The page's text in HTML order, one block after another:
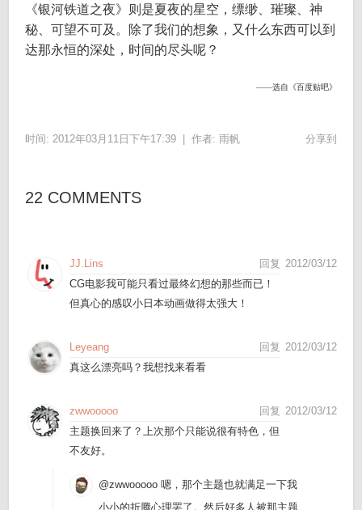
《银河铁道之夜》则是夏夜的星空，缥缈、璀璨、神
秘、可望不可及。除了我们的想象，又什么东西可以到
达那永恒的深处，时间的尽头呢？
——选自《百度贴吧》
时间: 2012年03月11日下午17:39 |作者:雨帆 分享到
22 COMMENTS
2012/03/12
JJ.Lins
回复
CG电影我可能只看过最终幻想的那些而已！
但真心的感叹小日本动画做得太强大！
2012/03/12
Leyeang
回复
真这么漂亮吗？我想找来看看
2012/03/12
zwwooooo
回复
主题换回来了？上次那个只能说很有特色，但
不友好。
@zwwooooo 嗯，那个主题也就满足一下我
小小的折腾心理罢了。然后好多人被那主题